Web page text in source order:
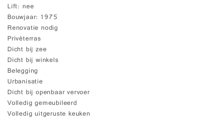
Lift nee
Bouwjaar 1975
Renovatie nodig
Privéterras
Dicht bij zee
Dicht bij winkels
Belegging
Urbanisatie
Dicht bij openbaar vervoer
Volledig gemeubileerd
Volledig uitgeruste keuken